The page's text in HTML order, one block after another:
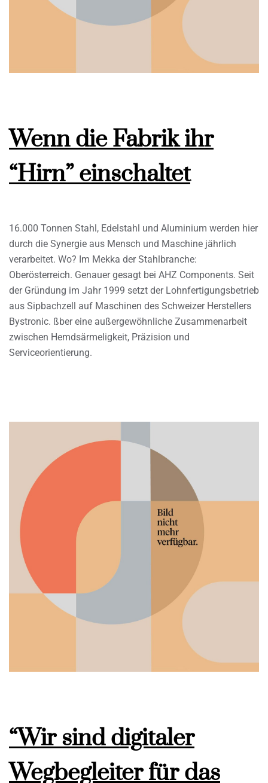
Wenn die Fabrik ihr
“Hirn” einschaltet
16.000 Tonnen Stahl, Edelstahl und Aluminium werden hier
durch die Synergie aus Mensch und Maschine jährlich
verarbeitet. Wo? Im Mekka der Stahlbranche:
Oberösterreich. Genauer gesagt bei AHZ Components. Seit
der Gründung im Jahr 1999 setzt der Lohnfertigungsbetrieb
aus Sipbachzell auf Maschinen des Schweizer Herstellers
Bystronic. ßber eine außergewöhnliche Zusammenarbeit
zwischen Hemdsärmeligkeit, Präzision und
Serviceorientierung.
“Wir sind digitaler
Wegbegleiter für das